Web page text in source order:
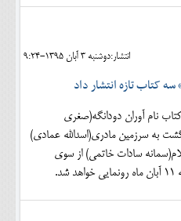
انتشار:دوشنبه 3 آبان 1395-9:24
کتاب تازه انتشار داد
نام آوران دودانگه(صغری
به سرزمین مادری(اسدالله عمادی)
سادات خاتمی) از سوی